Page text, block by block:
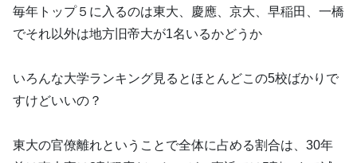
毎年トップ５に入るのは東大、慶應、京大、早稲田、一橋
でそれ以外は地方旧帝大が1名いるかどうか
いろんな大学ランキング見るとほとんどこの5校ばかりで
すけどいいの？
東大の官僚離れということで全体に占める割合は、30年